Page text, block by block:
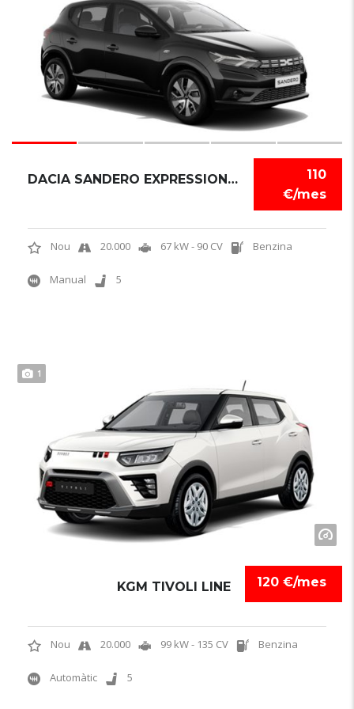
110
€/mes
DACIA SANDERO EXPRESSION TCE
Nou 20.000 67 kW - 90 CV Benzina
Manual 5
1
120 €/mes
KGM TIVOLI LINE
Nou 20.000 99 kW - 135 CV Benzina
Automàtic 5